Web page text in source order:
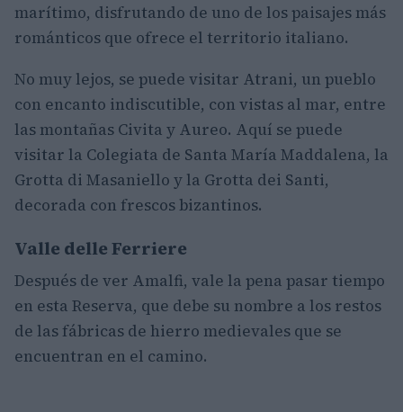
marítimo, disfrutando de uno de los paisajes más
románticos que ofrece el territorio italiano.
No muy lejos, se puede visitar Atrani, un pueblo
con encanto indiscutible, con vistas al mar, entre
las montañas Civita y Aureo. Aquí se puede
visitar la Colegiata de Santa María Maddalena, la
Grotta di Masaniello y la Grotta dei Santi,
decorada con frescos bizantinos.
Valle delle Ferriere
Después de ver Amalfi, vale la pena pasar tiempo
en esta Reserva, que debe su nombre a los restos
de las fábricas de hierro medievales que se
encuentran en el camino.